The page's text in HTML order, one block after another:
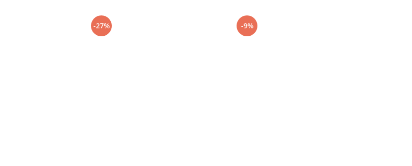
-27% -9%